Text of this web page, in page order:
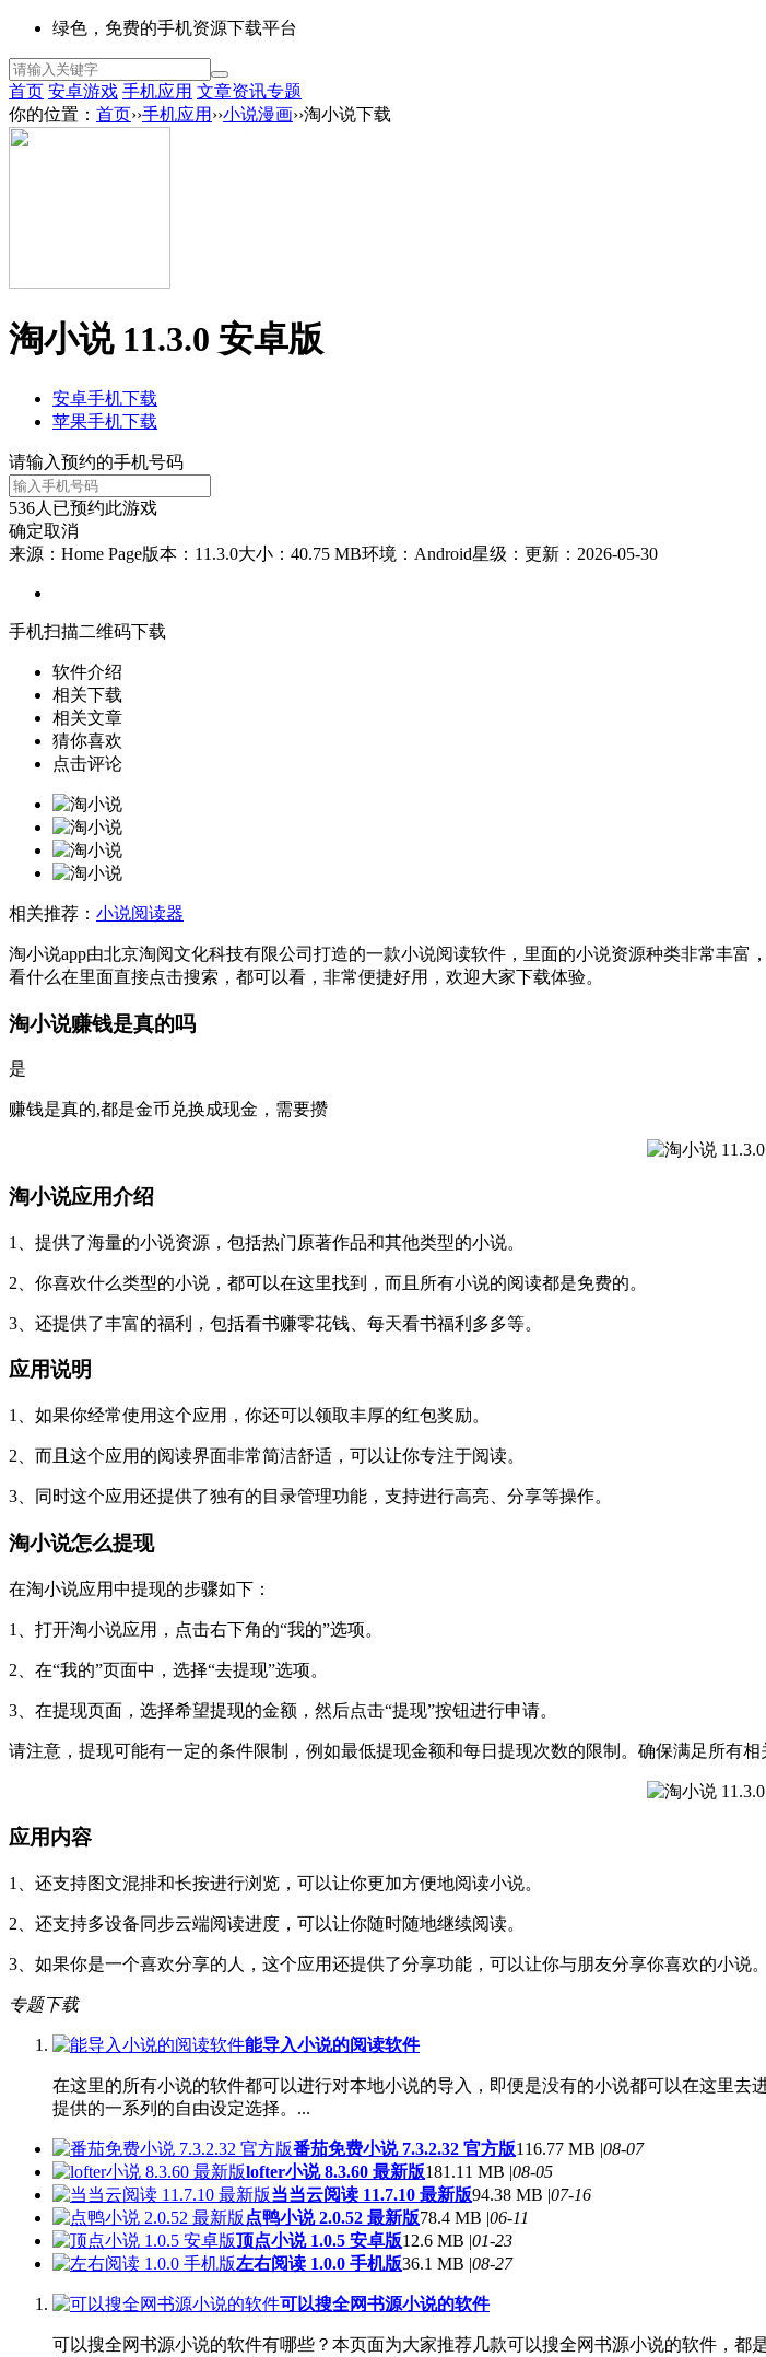
绿色，免费的手机资源下载平台
首页 安卓游戏 手机应用 文章资讯专题
你的位置： 首页››手机应用 ››小说漫画››淘小说下载
淘小说 11.3.0 安卓版
安卓手机下载
苹果手机下载
请输入预约的手机号码
536人已预约此游戏
确定取消
来源：Home Page版本：11.3.0大小：40.75 MB环境：Android星级： 更新：2026-05-30
手机扫描二维码下载
软件介绍
相关下载
相关文章
猜你喜欢
点击评论
相关推荐： 小说阅读器
淘小说app由北京淘阅文化科技有限公司打造的一款小说阅读软件，里面的小说资源种类非常丰
看什么在里面直接点击搜索，都可以看，非常便捷好用，欢迎大家下载体验。
淘小说赚钱是真的吗
是
赚钱是真的,都是金币兑换成现金，需要攒
淘小说应用介绍
1、提供了海量的小说资源，包括热门原著作品和其他类型的小说。
2、你喜欢什么类型的小说，都可以在这里找到，而且所有小说的阅读都是免费的。
3、还提供了丰富的福利，包括看书赚零花钱、每天看书福利多多等。
应用说明
1、如果你经常使用这个应用，你还可以领取丰厚的红包奖励。
2、而且这个应用的阅读界面非常简洁舒适，可以让你专注于阅读。
3、同时这个应用还提供了独有的目录管理功能，支持进行高亮、分享等操作。
淘小说怎么提现
在淘小说应用中提现的步骤如下：
1、打开淘小说应用，点击右下角的“我的”选项。
2、在“我的”页面中，选择“去提现”选项。
3、在提现页面，选择希望提现的金额，然后点击“提现”按钮进行申请。
请注意，提现可能有一定的条件限制，例如最低提现金额和每日提现次数的限制。确保满足所有相
应用内容
1、还支持图文混排和长按进行浏览，可以让你更加方便地阅读小说。
2、还支持多设备同步云端阅读进度，可以让你随时随地继续阅读。
3、如果你是一个喜欢分享的人，这个应用还提供了分享功能，可以让你与朋友分享你喜欢的小说。
专题下载
能导入小说的阅读软件
在这里的所有小说的软件都可以进行对本地小说的导入，即便是没有的小说都可以在这里
提供的一系列的自由设定选择。...
番茄免费小说 7.3.2.32 官方版116.77 MB |08-07
lofter小说 8.3.60 最新版181.11 MB |08-05
当当云阅读 11.7.10 最新版94.38 MB |07-16
点鸭小说 2.0.52 最新版78.4 MB |06-11
顶点小说 1.0.5 安卓版12.6 MB |01-23
左右阅读 1.0.0 手机版36.1 MB |08-27
可以搜全网书源小说的软件
可以搜全网书源小说的软件有哪些？本页面为大家推荐几款可以搜全网书源小说的软件，